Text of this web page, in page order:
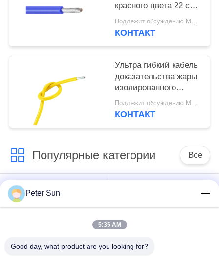
красного цвета 22 с
залуживанным
медным проводником
Подлежит обсуждению MOQ:5000 шт
КОНТАКТ
Ультра гибкий кабель
доказательства жары
изолированного
провода силикона для
бытовой техники
Подлежит обсуждению MOQ:5000 шт
КОНТАКТ
Популярные категории Все
Гибкий
изолированный
провод
провод силикона
изолированная
Кабель для батареи
Peter Sun
5:35 AM
Good day, what product are you looking for?